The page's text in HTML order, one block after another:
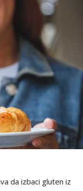
da izbaci gluten iz